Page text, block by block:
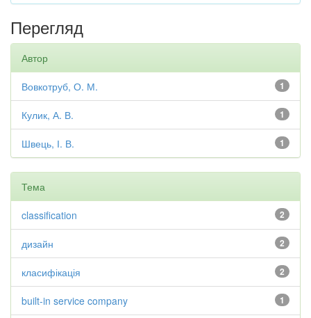
Перегляд
Автор
1
Вовкотруб, О. М.
1
Кулик, А. В.
1
Швець, І. В.
Тема
2
classification
2
дизайн
2
класифікація
1
built-in service company